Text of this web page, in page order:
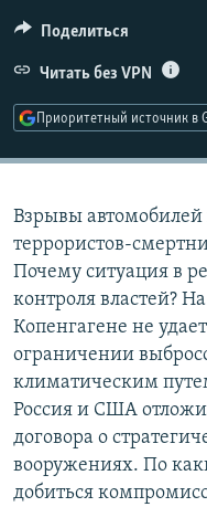
РАСПИСАНИЕ
ПОДПИШИТЕСЬ НА
СОЦИАЛЬНЫЕ СЕТИ
Все сайты РСЕ/РС
Поделиться
Читать без VPN
Приоритетный источник в
Взрывы
террористов-
Почему ситуация в
контроля властей?
Копенгагене не
ограничении
климатическим
Россия и США
договора о
вооружениях. По
добиться